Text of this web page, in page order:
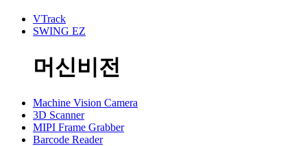
VTrack
SWING EZ
머신비전
Machine Vision Camera
3D Scanner
MIPI Frame Grabber
Barcode Reader